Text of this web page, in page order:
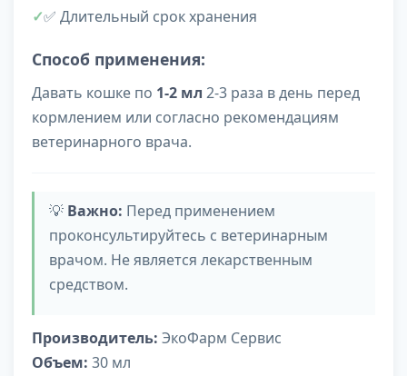
✅ Длительный срок хранения
Способ применения:
Давать кошке по 1-2 мл 2-3 раза в день перед
кормлением или согласно рекомендациям
ветеринарного врача.
💡 Важно: Перед применением
проконсультируйтесь с ветеринарным
врачом. Не является лекарственным
средством.
Производитель: ЭкоФарм Сервис
Объем: 30 мл